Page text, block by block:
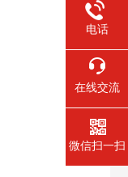
电话
在线交流
微信扫一扫